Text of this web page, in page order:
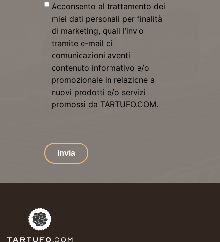
Acconsento al trattamento dei
miei dati personali per finalità
di marketing, quali l’invio
tramite e-mail di
comunicazioni aventi
contenuto informativo e/o
promozionale in relazione a
nuovi prodotti e/o servizi
promossi da TARTUFO.COM.
Invia